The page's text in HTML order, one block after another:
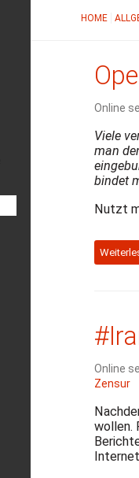
HOME
Online
Viele
man
bindet
Nutzt
Online
Zensur
wollen.